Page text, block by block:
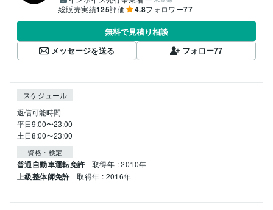
総販売実績125評価 4.8フォロワー77
無料で見積り相談
メッセージを送る
フォロー77
スケジュール
返信可能時間
平日9:00〜23:00
土日8:00〜23:00
資格・検定
普通自動車運転免許 取得年 : 2010年
上級整体師免許 取得年 : 2016年